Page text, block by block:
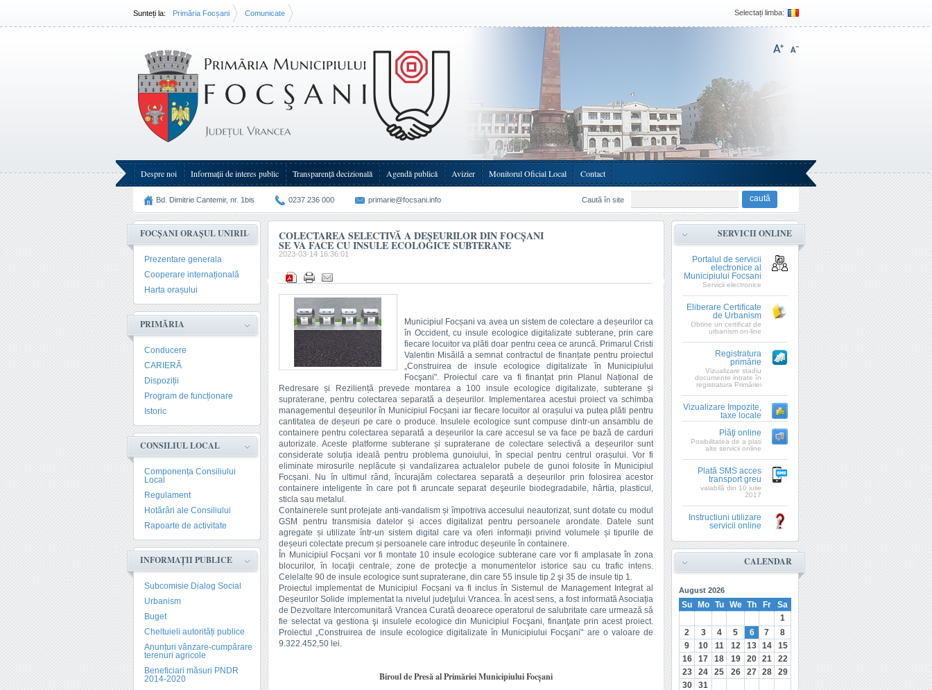
Sunteți la: Primăria Focșani Comunicate Selectați limba:
Despre noi Informații de interes public Transparenţă decizională Agendă publică Avizier Monitorul Oficial Local Contact
Bd. Dimitrie Cantemir, nr. 1bis 0237 236 000 primarie@focsani.info Caută în site
FOCȘANI ORAȘUL UNIRII
Prezentare generala
Cooperare internațională
Harta orașului
PRIMĂRIA
Conducere
CARIERĂ
Dispoziții
Program de funcționare
Istoric
CONSILIUL LOCAL
Componența Consiliului
Local
Regulament
Hotărâri ale Consiliului
Rapoarte de activitate
INFORMAȚII PUBLICE
Subcomisie Dialog Social
Urbanism
Buget
Cheltuieli autorități publice
Anunțuri vânzare-cumpărare
terenuri agricole
Beneficiari măsuri PNDR
2014-2020
COLECTAREA SELECTIVĂ A DEȘEURILOR DIN FOCȘANI
SE VA FACE CU INSULE ECOLOGICE SUBTERANE
2023-03-14 16:36:01
Municipiul Focșani va avea un sistem de colectare a deșeurilor ca
în Occident, cu insule ecologice digitalizate subterane, prin care
fiecare locuitor va plăti doar pentru ceea ce aruncă. Primarul Cristi
Valentin Misăilă a semnat contractul de finanțate pentru proiectul
„Construirea de insule ecologice digitalizate ȋn Municipiului
Focşani". Proiectul care va fi finanțat prin Planul Național de
Redresare și Reziliență prevede montarea a 100 insule ecologice digitalizate, subterane și
supraterane, pentru colectarea separată a deșeurilor. Implementarea acestui proiect va schimba
managementul deșeurilor în Municipiul Focșani iar fiecare locuitor al orașului va putea plăti pentru
cantitatea de deșeuri pe care o produce. Insulele ecologice sunt compuse dintr-un ansamblu de
containere pentru colectarea separată a deșeurilor la care accesul se va face pe bază de carduri
autorizate. Aceste platforme subterane și supraterane de colectare selectivă a deșeurilor sunt
considerate soluția ideală pentru problema gunoiului, în special pentru centrul orașului. Vor fi
eliminate mirosurile neplăcute și vandalizarea actualelor pubele de gunoi folosite în Municipiul
Focșani. Nu în ultimul rând, încurajăm colectarea separată a deșeurilor prin folosirea acestor
containere inteligente în care pot fi aruncate separat deşeurile biodegradabile, hârtia, plasticul,
sticla sau metalul.
Containerele sunt protejate anti-vandalism și împotriva accesului neautorizat, sunt dotate cu modul
GSM pentru transmisia datelor și acces digitalizat pentru persoanele arondate. Datele sunt
agregate și utilizate într-un sistem digital care va oferi informații privind volumele și tipurile de
deșeuri colectate precum și persoanele care introduc deșeurile în containere.
În Municipiul Focșani vor fi montate 10 insule ecologice subterane care vor fi amplasate în zona
blocurilor, în locaţii centrale, zone de protecţie a monumentelor istorice sau cu trafic intens.
Celelalte 90 de insule ecologice sunt supraterane, din care 55 insule tip 2 şi 35 de insule tip 1.
Proiectul implementat de Municipiul Focșani va fi inclus în Sistemul de Management Integrat al
Deșeurilor Solide implementat la nivelul judeţului Vrancea. În acest sens, a fost informată Asociația
de Dezvoltare Intercomunitară Vrancea Curată deoarece operatorul de salubritate care urmează să
fie selectat va gestiona şi insulele ecologice din Municipiul Focşani, finanţate prin acest proiect.
Proiectul „Construirea de insule ecologice digitalizate ȋn Municipiului Focşani" are o valoare de
9.322.452,50 lei.
Biroul de Presă al Primăriei Municipiului Focșani
SERVICII ONLINE
Portalul de servicii
electronice al
Municipiului Focsani
Servicii electronice
Eliberare Certificate
de Urbanism
Obtine un certificat de
urbanism on-line
Registratura
primărie
Vizualizare stadiu
documente intrate în
registratura Primăriei
Vizualizare Impozite,
taxe locale
Plăţi online
Posibilitatea de a plati
alte servicii online
Plată SMS acces
transport greu
valabilă din 10 iulie
2017
Instructiuni utilizare
servicii online
CALENDAR
August 2026
Su Mo Tu We Th Fr
Sa
1
2
3 4 5 6 7
8
9
10 11 12 13 14
15
16
17 18 19 20 21
22
23
24 25 26 27 28
29
30
31